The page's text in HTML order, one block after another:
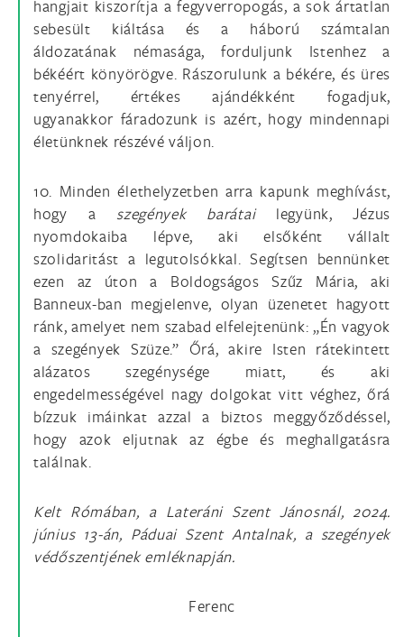
hangjait kiszorítja a fegyverropogás, a sok ártatlan
sebesült kiáltása és a háború számtalan
áldozatának némasága, forduljunk Istenhez a
békéért könyörögve. Rászorulunk a békére, és üres
tenyérrel, értékes ajándékként fogadjuk,
ugyanakkor fáradozunk is azért, hogy mindennapi
életünknek részévé váljon.
10. Minden élethelyzetben arra kapunk meghívást,
hogy a szegények barátai legyünk, Jézus
nyomdokaiba lépve, aki elsőként vállalt
szolidaritást a legutolsókkal. Segítsen bennünket
ezen az úton a Boldogságos Szűz Mária, aki
Banneux-ban megjelenve, olyan üzenetet hagyott
ránk, amelyet nem szabad elfelejtenünk: „Én vagyok
a szegények Szüze.” Őrá, akire Isten rátekintett
alázatos szegénysége miatt, és aki
engedelmességével nagy dolgokat vitt véghez, őrá
bízzuk imáinkat azzal a biztos meggyőződéssel,
hogy azok eljutnak az égbe és meghallgatásra
találnak.
Kelt Rómában, a Lateráni Szent Jánosnál, 2024.
június 13-án, Páduai Szent Antalnak, a szegények
védőszentjének emléknapján.
Ferenc